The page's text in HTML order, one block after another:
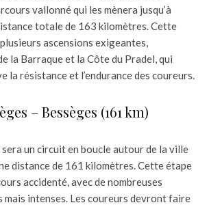
vallonné qui les mènera jusqu’à
totale de 163 kilomètres. Cette
ascensions exigeantes,
la Barraque et la Côte du Pradel, qui
la résistance et l’endurance des coureurs.
– Bessèges (161 km)
un circuit en boucle autour de la ville
distance de 161 kilomètres. Cette étape
accidenté, avec de nombreuses
mais intenses. Les coureurs devront faire